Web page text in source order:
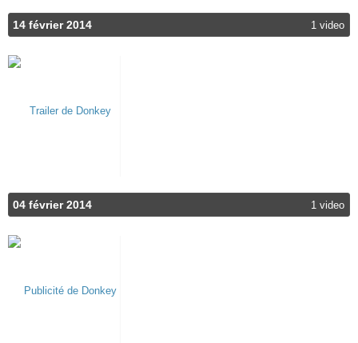
14 février 2014 1 video
04 février 2014 1 video